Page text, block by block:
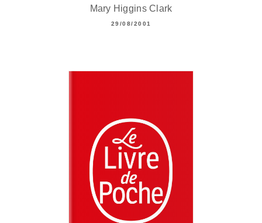
Mary Higgins Clark
29/08/2001